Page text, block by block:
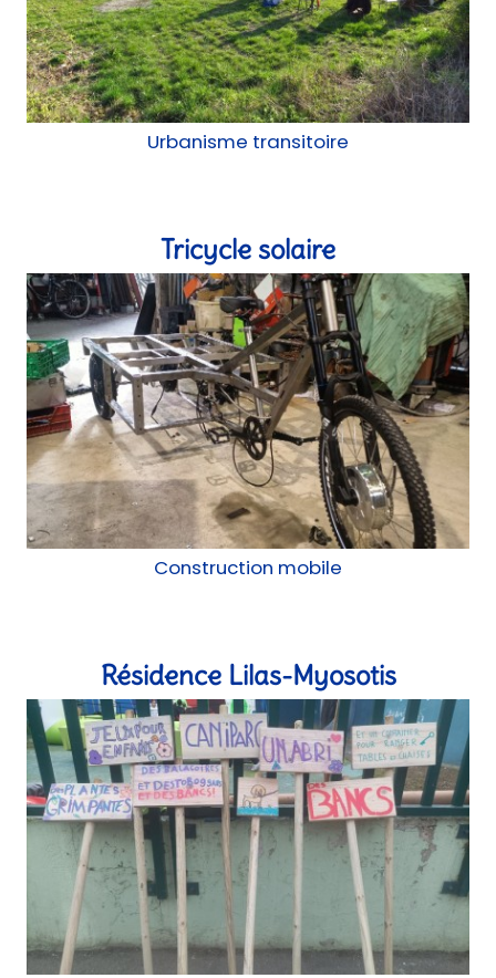
Construction mobile
Résidence Lilas-Myosotis
Atelier, Concertation, chantier participatif
La Cabane